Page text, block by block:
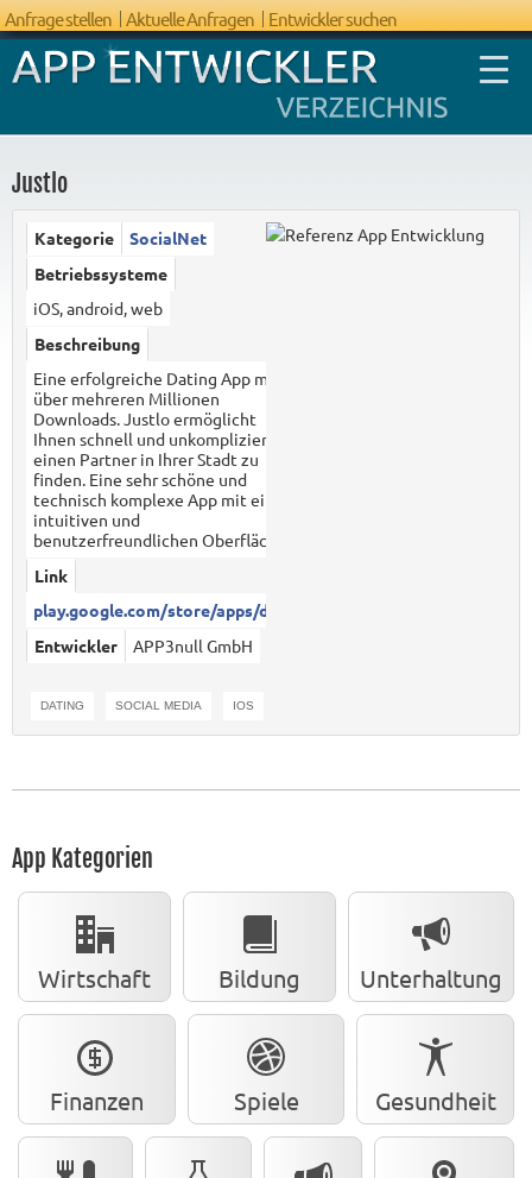
Anfrage stellen Aktuelle Anfragen Entwickler suchen
Justlo
Kategorie
SocialNet
Betriebssysteme
iOS, android, web
Beschreibung
Eine erfolgreiche Dating App mit
über mehreren Millionen
Downloads. Justlo ermöglicht
Ihnen schnell und unkompliziert
einen Partner in Ihrer Stadt zu
finden. Eine sehr schöne und
technisch komplexe App mit einer
intuitiven und
benutzerfreundlichen Oberfläche.
Link
play.google.com/store/apps/det...
Entwickler
APP3null GmbH
DATING SOCIAL MEDIA IOS
App Kategorien
Wirtschaft Bildung Unterhaltung
Finanzen Spiele Gesundheit